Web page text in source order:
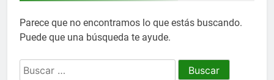
Parece que no encontramos lo que estás buscando.
Puede que una búsqueda te ayude.
Buscar: